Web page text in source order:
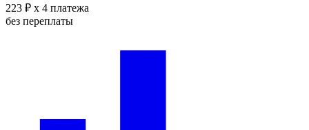
223 ₽ x 4 платежа
без переплаты